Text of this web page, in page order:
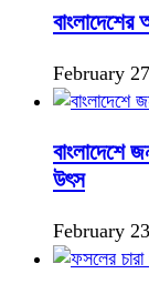
বাংলাদেশের
February
বাংলাদেশে
উৎস
February